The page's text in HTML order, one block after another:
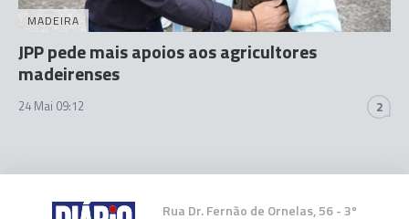
MADEIRA
JPP pede mais apoios aos agricultores
madeirenses
24 Mai 09:12 2
Rua Dr. Fernão de Ornelas, 56 - 3º